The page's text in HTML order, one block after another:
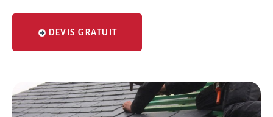
DEVIS GRATUIT